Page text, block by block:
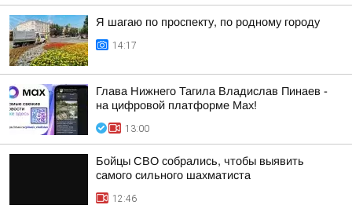
Я шагаю по проспекту, по родному городу
14:17
Глава Нижнего Тагила Владислав Пинаев -
на цифровой платформе Max!
13:00
Бойцы СВО собрались, чтобы выявить
самого сильного шахматиста
12:46